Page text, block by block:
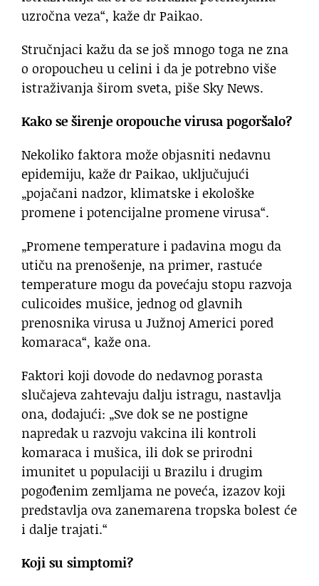
uzročna veza“, kaže dr Paikao.
Stručnjaci kažu da se još mnogo toga ne zna
o oropoucheu u celini i da je potrebno više
istraživanja širom sveta, piše Sky News.
Kako se širenje oropouche virusa pogoršalo?
Nekoliko faktora može objasniti nedavnu
epidemiju, kaže dr Paikao, uključujući
„pojačani nadzor, klimatske i ekološke
promene i potencijalne promene virusa“.
„Promene temperature i padavina mogu da
utiču na prenošenje, na primer, rastuće
temperature mogu da povećaju stopu razvoja
culicoides mušice, jednog od glavnih
prenosnika virusa u Južnoj Americi pored
komaraca“, kaže ona.
Faktori koji dovode do nedavnog porasta
slučajeva zahtevaju dalju istragu, nastavlja
ona, dodajući: „Sve dok se ne postigne
napredak u razvoju vakcina ili kontroli
komaraca i mušica, ili dok se prirodni
imunitet u populaciji u Brazilu i drugim
pogođenim zemljama ne poveća, izazov koji
predstavlja ova zanemarena tropska bolest će
i dalje trajati.“
Koji su simptomi?